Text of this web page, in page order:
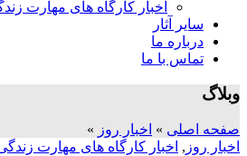
اخبار کارگاه های مهارت
سایر آثار
درباره ما
تماس با ما
وبلاگ
صفحه اصلی » اخبار روز »
اخبار روز , اخبار کارگاه های مهارت